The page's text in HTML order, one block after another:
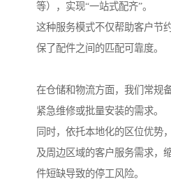
等），实现“一站式配齐”。
这种服务模式不仅帮助客户节
保了配件之间的匹配可靠度。
在仓储和物流方面，我们常规
紧急维修或批量安装的需求。
同时，依托本地化的区位优势
及周边区域的客户服务需求，
件短缺导致的停工风险。